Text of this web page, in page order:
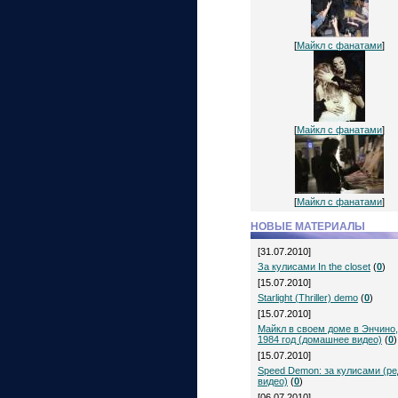
[Майкл с фанатами]
[Майкл с фанатами]
[Майкл с фанатами]
НОВЫЕ МАТЕРИАЛЫ
[31.07.2010]
За кулисами In the closet (0)
[15.07.2010]
Starlight (Thriller) demo (0)
[15.07.2010]
Майкл в своем доме в Энчино,
1984 год (домашнее видео) (0)
[15.07.2010]
Speed Demon: за кулисами
видео) (0)